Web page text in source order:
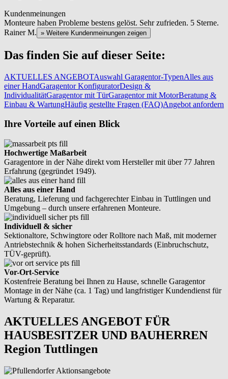
Kundenmeinungen
Monteure haben Probleme bestens gelöst. Sehr zufrieden. 5 Sterne.
Rainer M. » Weitere Kundenmeinungen zeigen
Das finden Sie auf dieser Seite:
AKTUELLES ANGEBOTAuswahl Garagentor-TypenAlles aus
einer HandGaragentor KonfiguratorDesign &
IndividualitätGaragentor mit TürGaragentor mit MotorBeratung &
Einbau & WartungHäufig gestellte Fragen (FAQ)Angebot anfordern
Ihre Vorteile auf einen Blick
Hochwertige Maßarbeit
Garagentore in der Nähe direkt vom Hersteller mit über 77 Jahren
Erfahrung (gegründet 1949).
Alles aus einer Hand
Beratung, Lieferung und fachgerechter Einbau in Tuttlingen und
Umgebung – durch unsere erfahrenen Monteure.
Individuell & sicher
Sektionaltore, Schwingtore oder Rolltore nach Maß, mit moderner
Antriebstechnik & hohen Sicherheitsstandards (Einbruchschutz,
TÜV-geprüft).
Vor-Ort-Service
Kostenfreie Beratung bei Ihnen zu Hause, schnelle Garagentor
Montage in der Nähe (ca. 1 Tag) und langfristiger Kundendienst für
Wartung & Reparatur.
AKTUELLES ANGEBOT FÜR
HAUSBESITZER UND BAUHERREN
Region Tuttlingen